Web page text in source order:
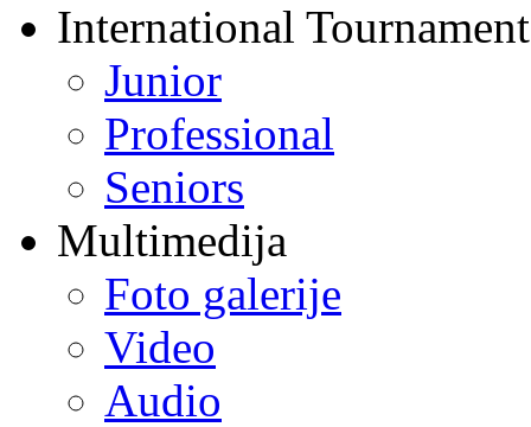
International
Junior
Professional
Seniors
Multimedija
Foto galerije
Video
Audio